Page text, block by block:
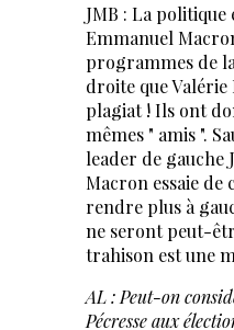
JMB : La
Emmanuel
programmes de
droite que Valérie
plagiat ! Ils ont
mêmes " amis ".
leader de gauche
Macron essaie
rendre plus à
ne seront peut-
trahison est une
AL : Peut-on
Pécresse aux